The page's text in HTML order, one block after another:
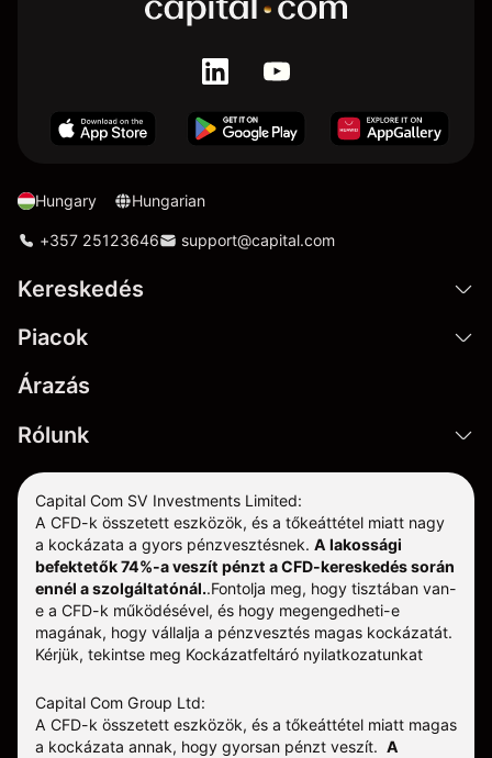
Hungary Hungarian
+357 25123646 support@capital.com
Kereskedés
Piacok
Árazás
Rólunk
Capital Com SV Investments Limited:
A CFD-k összetett eszközök, és a tőkeáttétel miatt nagy
a kockázata a gyors pénzvesztésnek. A lakossági
befektetők 74%-a veszít pénzt a CFD-kereskedés során
ennél a szolgáltatónál..Fontolja meg, hogy tisztában van-
e a CFD-k működésével, és hogy megengedheti-e
magának, hogy vállalja a pénzvesztés magas kockázatát.
Kérjük, tekintse meg Kockázatfeltáró nyilatkozatunkat
Capital Com Group Ltd:
A CFD-k összetett eszközök, és a tőkeáttétel miatt magas
a kockázata annak, hogy gyorsan pénzt veszít. A